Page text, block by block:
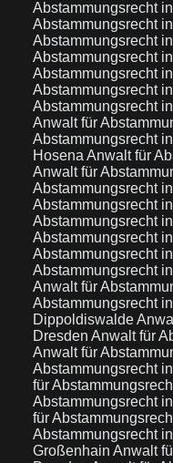
Abstammungsrecht
Abstammungsrecht
Abstammungsrecht
Abstammungsrecht
Abstammungsrecht
Abstammungsrecht
Abstammungsrecht
Anwalt für
Abstammungsrecht
Hosena Anwalt für
Anwalt für
Abstammungsrecht
Abstammungsrecht
Abstammungsrecht
Abstammungsrecht
Abstammungsrecht
Abstammungsrecht
Anwalt für
Abstammungsrecht
Dippoldiswalde
Dresden Anwalt für
Anwalt für
Abstammungsrecht
für
Abstammungsrecht
für
Abstammungsrecht
Großenhain Anwalt